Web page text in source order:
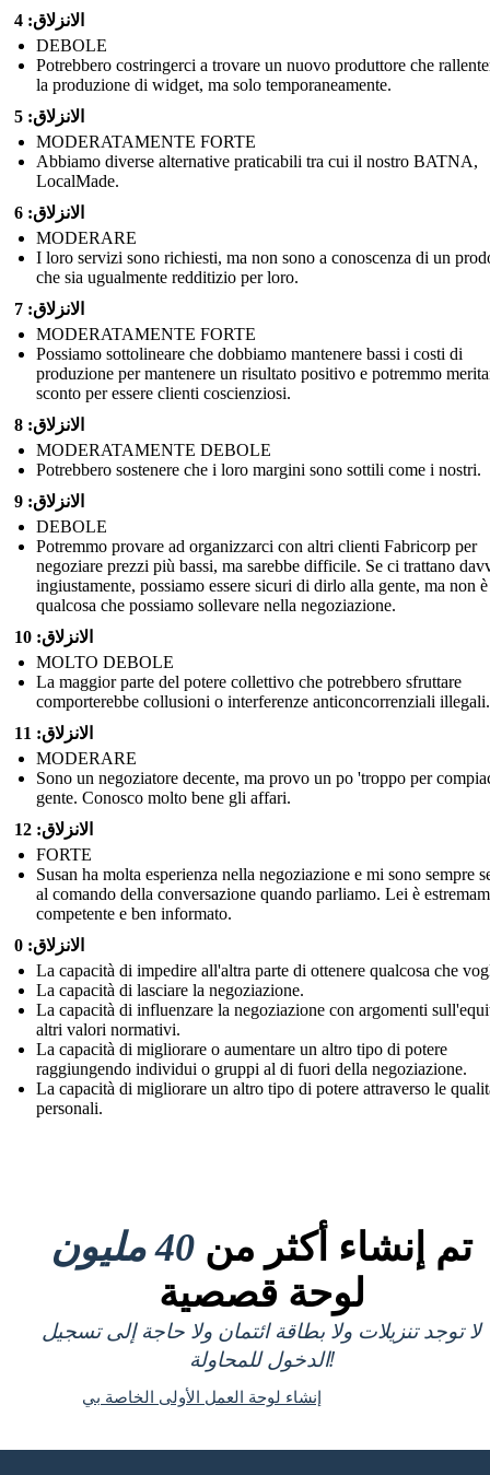
الانزلاق: 4
DEBOLE
Potrebbero costringerci a trovare un nuovo produttore che
la produzione di widget, ma solo temporaneamente.
الانزلاق: 5
MODERATAMENTE FORTE
Abbiamo diverse alternative praticabili tra cui il nostro BATNA,
LocalMade.
الانزلاق: 6
MODERARE
I loro servizi sono richiesti, ma non sono a conoscenza di un
che sia ugualmente redditizio per loro.
الانزلاق: 7
MODERATAMENTE FORTE
Possiamo sottolineare che dobbiamo mantenere bassi i costi di
produzione per mantenere un risultato positivo e potremmo
sconto per essere clienti coscienziosi.
الانزلاق: 8
MODERATAMENTE DEBOLE
Potrebbero sostenere che i loro margini sono sottili come i nostri.
الانزلاق: 9
DEBOLE
Potremmo provare ad organizzarci con altri clienti Fabricorp per
negoziare prezzi più bassi, ma sarebbe difficile. Se ci trattano
ingiustamente, possiamo essere sicuri di dirlo alla gente, ma non è
qualcosa che possiamo sollevare nella negoziazione.
الانزلاق: 10
MOLTO DEBOLE
La maggior parte del potere collettivo che potrebbero sfruttare
comporterebbe collusioni o interferenze anticoncorrenziali illegali.
الانزلاق: 11
MODERARE
Sono un negoziatore decente, ma provo un po 'troppo per
gente. Conosco molto bene gli affari.
الانزلاق: 12
FORTE
Susan ha molta esperienza nella negoziazione e mi sono sempre
al comando della conversazione quando parliamo. Lei è
competente e ben informato.
الانزلاق: 0
La capacità di impedire all'altra parte di ottenere qualcosa che
La capacità di lasciare la negoziazione.
La capacità di influenzare la negoziazione con argomenti
altri valori normativi.
La capacità di migliorare o aumentare un altro tipo di potere
raggiungendo individui o gruppi al di fuori della negoziazione.
La capacità di migliorare un altro tipo di potere attraverso le
personali.
تم إنشاء أكثر من 40 مليون
لوحة قصصية
لا توجد تنزيلات ولا بطاقة ائتمان ولا حاجة إلى تسجيل
الدخول للمحاولة!
إنشاء لوحة العمل الأولى الخاصة بي